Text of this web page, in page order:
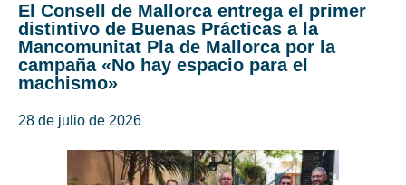
El Consell de Mallorca entrega el primer
distintivo de Buenas Prácticas a la
Mancomunitat Pla de Mallorca por la
campaña «No hay espacio para el
machismo»
28 de julio de 2026